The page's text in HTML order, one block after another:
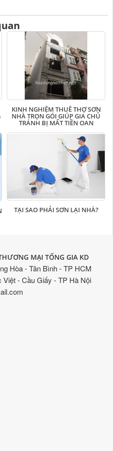
KINH NGHIỆM THUÊ THỢ SƠN
NHÀ TRỌN GÓI GIÚP GIA CHỦ
TRÁNH BỊ MẤT TIỀN OAN
TẠI SAO PHẢI SƠN LẠI NHÀ?
MẠI TỐNG GIA KD
Hòa - Tân Bình - TP HCM
- Cầu Giấy - TP Hà Nội